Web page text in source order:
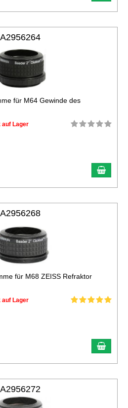
für M64 Gewinde des
auf Lager
für M68 ZEISS Refraktor
auf Lager